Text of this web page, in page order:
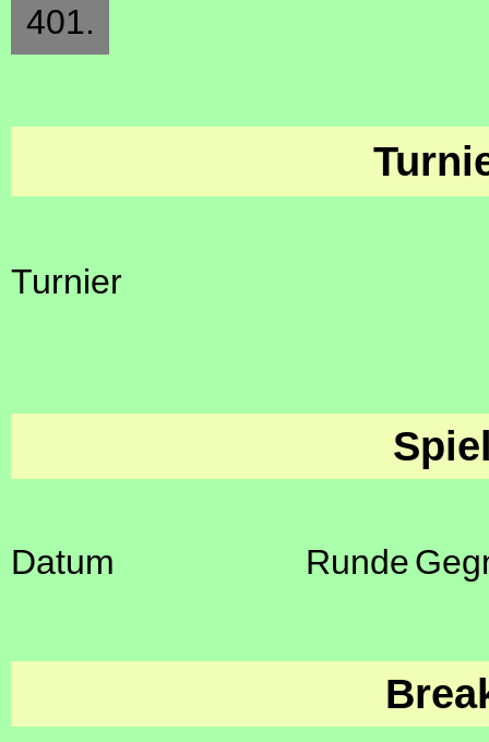
401.
Turnier
Datum Runde